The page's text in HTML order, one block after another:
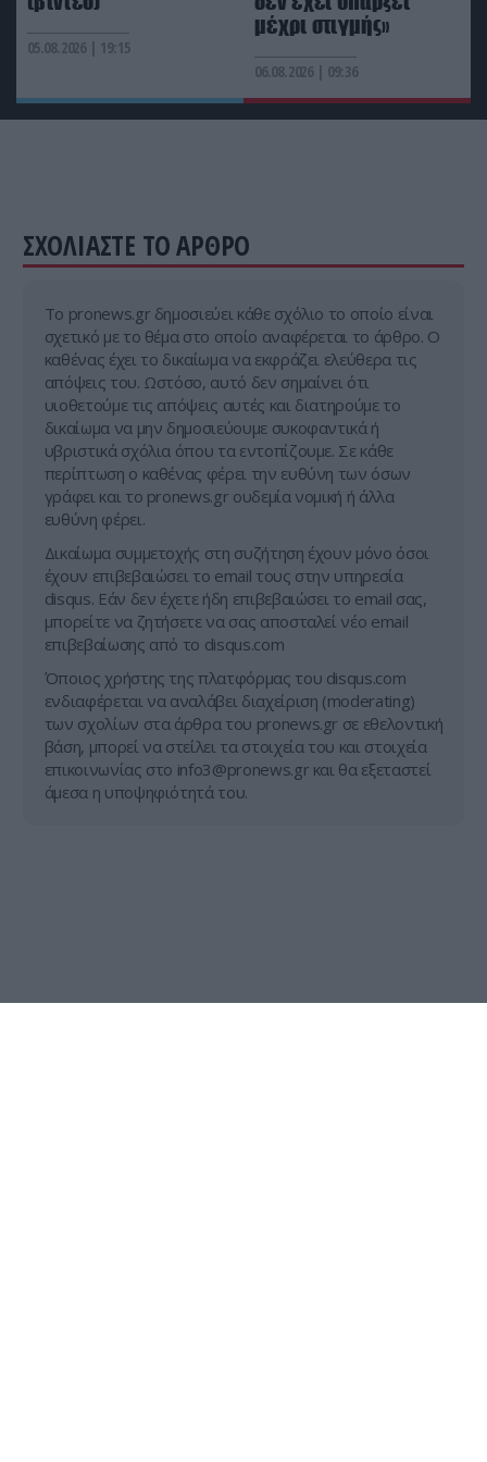
05.08.2026 | 19:15
μέχρι στιγμής»
06.08.2026 | 09:36
ΣΧΟΛΙΑΣΤΕ ΤΟ ΑΡΘΡΟ
Tο pronews.gr δημοσιεύει κάθε σχόλιο το οποίο είναι
σχετικό με το θέμα στο οποίο αναφέρεται το άρθρο. Ο
καθένας έχει το δικαίωμα να εκφράζει ελεύθερα τις
απόψεις του. Ωστόσο, αυτό δεν σημαίνει ότι
υιοθετούμε τις απόψεις αυτές και διατηρούμε το
δικαίωμα να μην δημοσιεύουμε συκοφαντικά ή
υβριστικά σχόλια όπου τα εντοπίζουμε. Σε κάθε
περίπτωση ο καθένας φέρει την ευθύνη των όσων
γράφει και το pronews.gr ουδεμία νομική ή άλλα
ευθύνη φέρει.
Δικαίωμα συμμετοχής στη συζήτηση έχουν μόνο όσοι
έχουν επιβεβαιώσει το email τους στην υπηρεσία
disqus. Εάν δεν έχετε ήδη επιβεβαιώσει το email σας,
μπορείτε να ζητήσετε να σας αποσταλεί νέο email
επιβεβαίωσης από το disqus.com
Όποιος χρήστης της πλατφόρμας του disqus.com
ενδιαφέρεται να αναλάβει διαχείριση (moderating)
των σχολίων στα άρθρα του pronews.gr σε εθελοντική
βάση, μπορεί να στείλει τα στοιχεία του και στοιχεία
επικοινωνίας στο info3@pronews.gr και θα εξεταστεί
άμεσα η υποψηφιότητά του.